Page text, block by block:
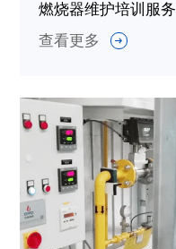
燃烧器维护培训服务
查看更多